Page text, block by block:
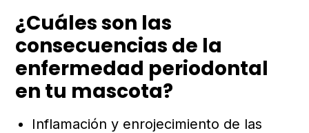
¿Cuáles son las
consecuencias de la
enfermedad periodontal
en tu mascota?
Inflamación y enrojecimiento de las